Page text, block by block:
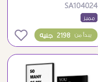
لحيوانات كيوت لغرف
الأطفال
SA104024
مميز
2198 جنيه يبدأ من